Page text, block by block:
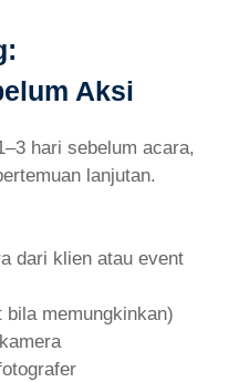
Aksi
hari sebelum acara,
lanjutan.
dari klien atau event
memungkinkan)